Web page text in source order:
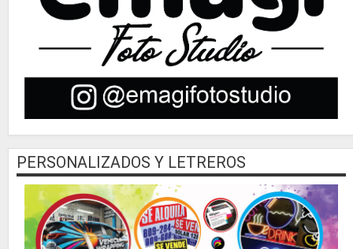
PERSONALIZADOS Y LETREROS